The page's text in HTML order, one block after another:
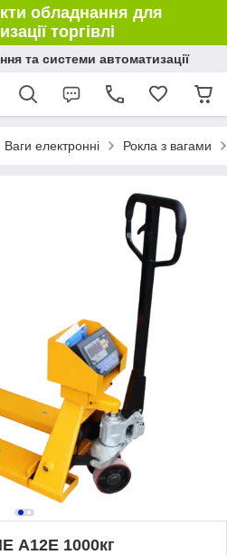
обладнання для
торгівлі
та системи автоматизації
Ваги електронні Рокла з вагами
А12Е 1000кг